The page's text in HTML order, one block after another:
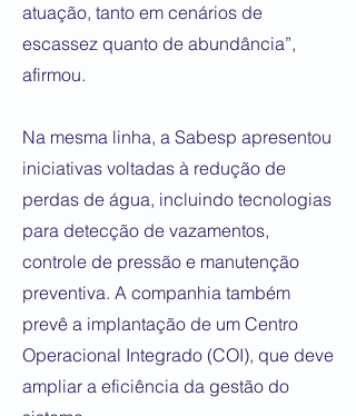
atuação, tanto em cenários de
escassez quanto de abundância”,
afirmou.
Na mesma linha, a Sabesp apresentou
iniciativas voltadas à redução de
perdas de água, incluindo tecnologias
para detecção de vazamentos,
controle de pressão e manutenção
preventiva. A companhia também
prevê a implantação de um Centro
Operacional Integrado (COI), que deve
ampliar a eficiência da gestão do